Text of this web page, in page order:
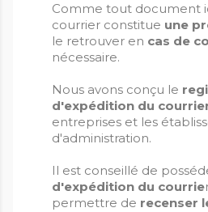
Comme tout document
courrier constitue une
le retrouver en cas de
nécessaire.
Nous avons conçu le
d'expédition du
entreprises et les
d'administration.
Il est conseillé de
d'expédition du courrie
permettre de recenser